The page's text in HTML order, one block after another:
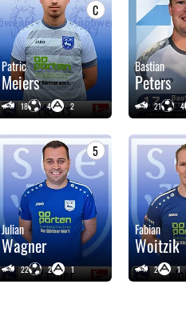
C
Patric
Meiers
18 4 2
Bastian
Peters
21 4
5
Julian
Wagner
22 2 1
Fabian
Woitzik
2 1